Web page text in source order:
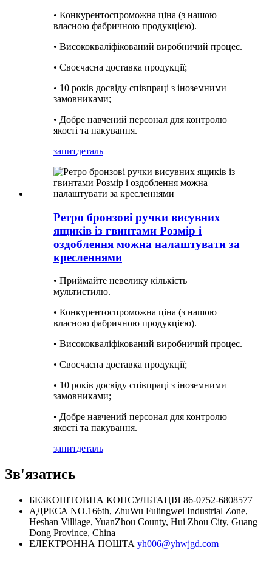
• Конкурентоспроможна ціна (з нашою
власною фабричною продукцією).
• Висококваліфікований виробничий процес.
• Своєчасна доставка продукції;
• 10 років досвіду співпраці з іноземними
замовниками;
• Добре навчений персонал для контролю
якості та пакування.
запитдеталь
Ретро бронзові ручки висувних
ящиків із гвинтами Розмір і
оздоблення можна налаштувати за
кресленнями
• Приймайте невелику кількість
мультистилю.
• Конкурентоспроможна ціна (з нашою
власною фабричною продукцією).
• Висококваліфікований виробничий процес.
• Своєчасна доставка продукції;
• 10 років досвіду співпраці з іноземними
замовниками;
• Добре навчений персонал для контролю
якості та пакування.
запитдеталь
Зв'язатись
БЕЗКОШТОВНА КОНСУЛЬТАЦІЯ 86-0752-6808577
АДРЕСА NO.166th, ZhuWu Fulingwei Industrial Zone,
Heshan Villiage, YuanZhou County, Hui Zhou City, Guang
Dong Province, China
ЕЛЕКТРОННА ПОШТА yh006@yhwjgd.com